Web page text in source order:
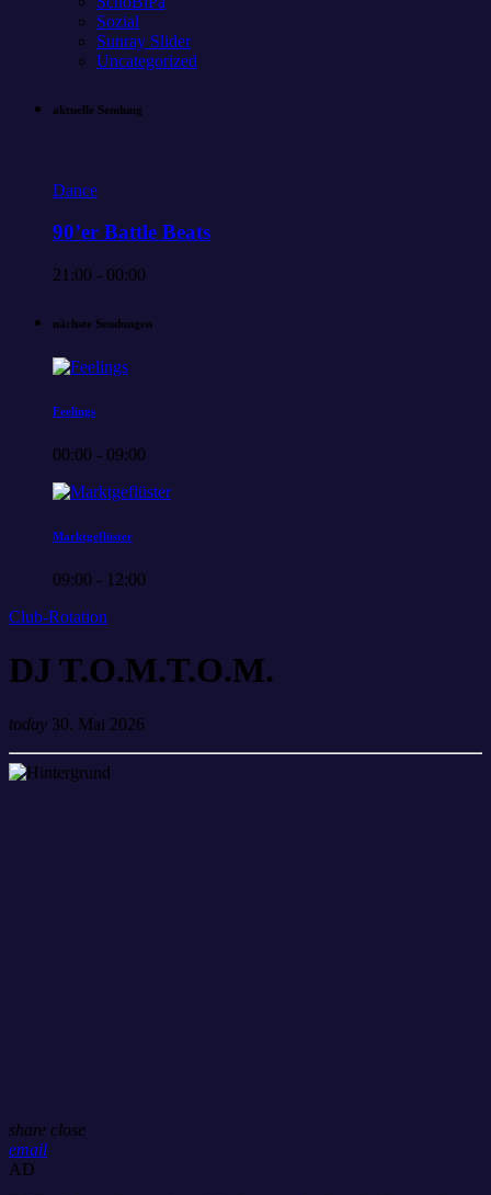
Sozial
Sunray Slider
Uncategorized
aktuelle Sendung
Dance
90’er Battle Beats
21:00 - 00:00
nächste Sendungen
Feelings
00:00 - 09:00
Marktgeflüster
09:00 - 12:00
Club-Rotation
DJ T.O.M.T.O.M.
today 30. Mai 2026
share close
email
AD